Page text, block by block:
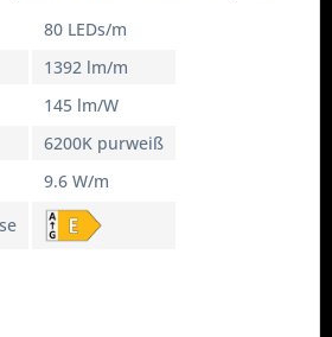
80 LEDs/m
1392 lm/m
145 lm/W
6200K purweiß
9.6 W/m